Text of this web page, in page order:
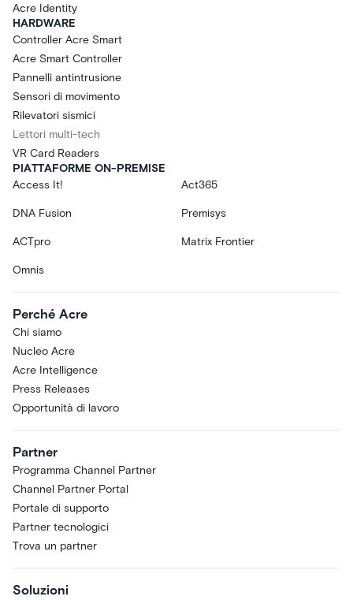
Acre Identity
HARDWARE
Controller Acre Smart
Acre Smart Controller
Pannelli antintrusione
Sensori di movimento
Rilevatori sismici
Lettori multi-tech
VR Card Readers
PIATTAFORME ON-PREMISE
Access It!
Act365
DNA Fusion Premisys
ACTpro Matrix Frontier
Omnis
Perché Acre
Chi siamo
Nucleo Acre
Acre Intelligence
Press Releases
Opportunità di lavoro
Partner
Programma Channel Partner
Channel Partner Portal
Portale di supporto
Partner tecnologici
Trova un partner
Soluzioni